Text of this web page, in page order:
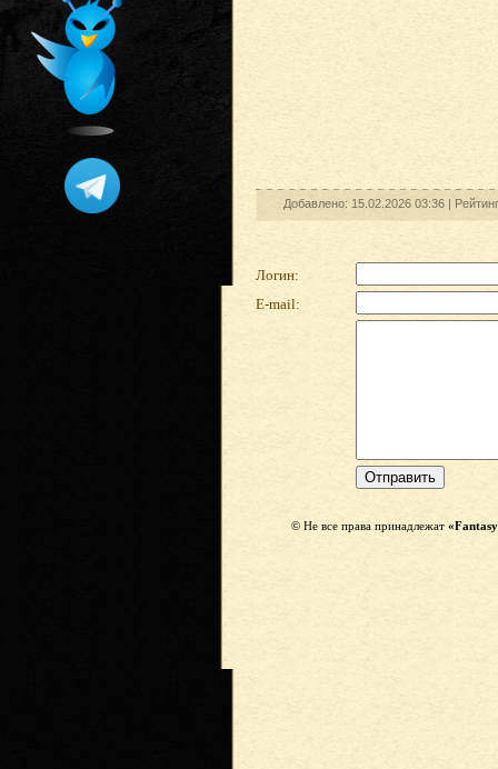
Добавлено: 15.02.2026 03:36 |
Логин:
E-mail:
© Не все права принадлежат